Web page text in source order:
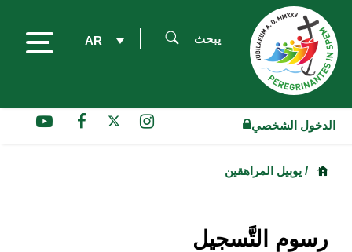
AR يبحث
الدخول الشخصي
/ يوبيل المراهقين
رسوم التَّسجيل